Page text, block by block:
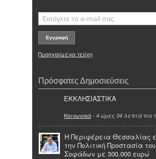
Προηγούμενα τεύχη
Πρόσφατες Δημοσιεύσεις
ΕΚΚΛΗΣΙΑΣΤΙΚΑ
Κοινωνικά- 4 ώρες 34 λεπτά πιο
Η Περιφέρεια Θεσσαλίας
την Πολιτική Προστασία
Σοφάδων με 300.000 ευρώ